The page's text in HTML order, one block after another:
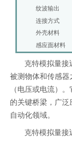
纹波输出
连接方式
外壳材料
感应面材料
克特模拟量接
被测物体和传感
（电压或电流）
的关键桥梁，广
自动化领域。
克特模拟量接